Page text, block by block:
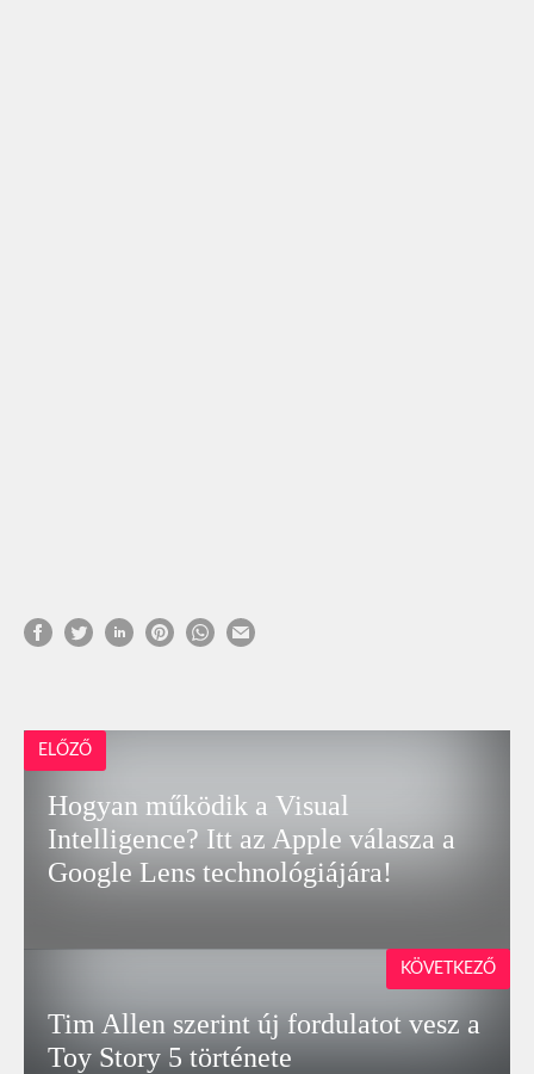
ELŐZŐ
Hogyan működik a Visual
Intelligence? Itt az Apple válasza a
Google Lens technológiájára!
Tim Allen szerint új fordulatot vesz a
Toy Story 5 története
KÖVETKEZŐ